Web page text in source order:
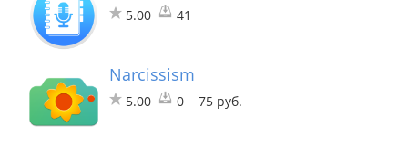
5.00 41
Narcissism
5.00 0 75 руб.